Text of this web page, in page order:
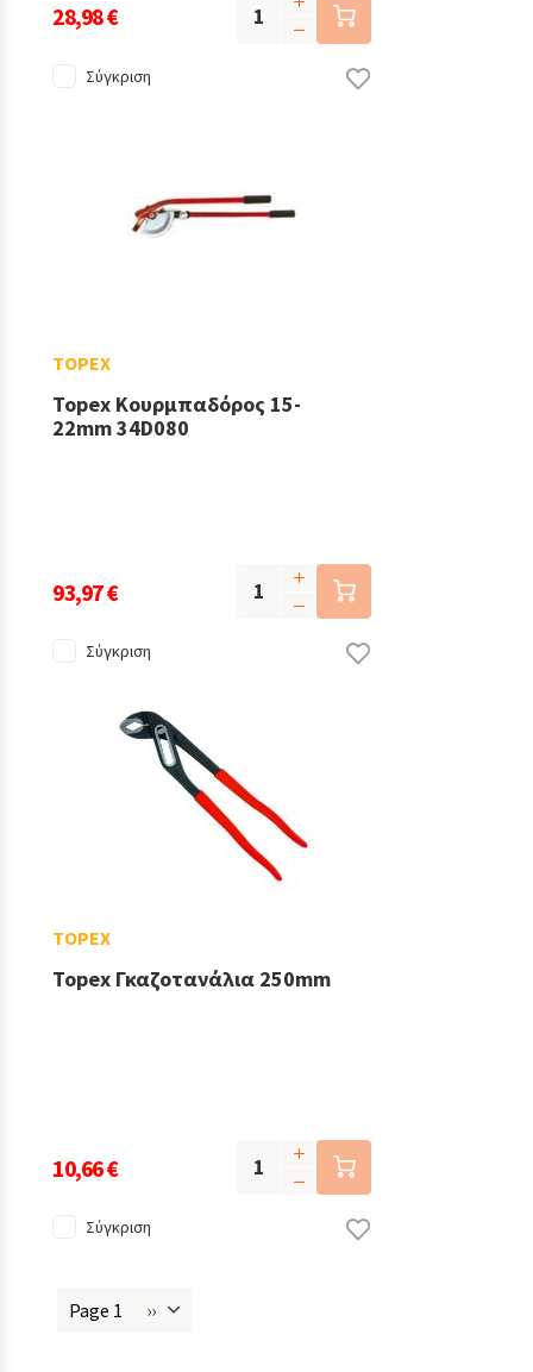
28,98 €
Σύγκριση
TOPEX
Topex Κουρμπαδόρος 15-
22mm 34D080
93,97 €
Σύγκριση
TOPEX
Topex Γκαζοτανάλια 250mm
10,66 €
Σύγκριση
Page 1
Next
››